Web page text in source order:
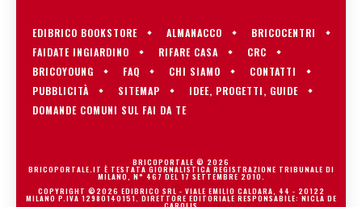
EDIBRICO BOOKSTORE ALMANACCO
BRICOCENTRI
FAIDATE INGIARDINO
RIFARE CASA
CRC
BRICOYOUNG
FAQ CHI SIAMO
CONTATTI
PUBBLICITÀ
SITEMAP
IDEE, PROGETTI, GUIDE
DOMANDE COMUNI SUL FAI DA TE
BRICOPORTALE © 2026
BRICOPORTALE.IT È TESTATA GIORNALISTICA REGISTRAZIONE TRIBUNALE DI
MILANO, N° 467 DEL 17 SETTEMBRE 2010.
COPYRIGHT ©2026 EDIBRICO SRL - VIALE EMILIO CALDARA, 44 - 20122
MILANO P.IVA 12980140151. DIRETTORE EDITORIALE RESPONSABILE: NICLA DE